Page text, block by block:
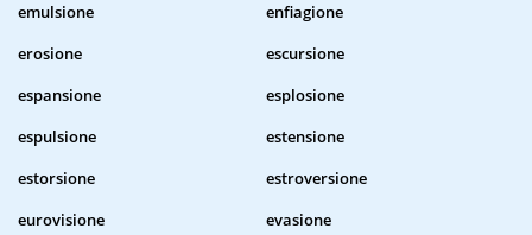
emulsione
enfiagione
erosione
escursione
espansione
esplosione
espulsione
estensione
estorsione
estroversione
eurovisione
evasione